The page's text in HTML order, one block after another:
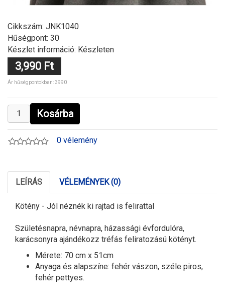
Cikkszám: JNK1040
Hűségpont: 30
Készlet információ: Készleten
3,990 Ft
Ár hűségpontokban: 3990
Kosárba
0 vélemény
LEÍRÁS VÉLEMÉNYEK (0)
Kötény - Jól néznék ki rajtad is felirattal
Születésnapra, névnapra, házassági évfordulóra,
karácsonyra ajándékozz tréfás feliratozású kötényt.
Mérete: 70 cm x 51cm
Anyaga és alapszíne: fehér vászon, széle piros,
fehér pettyes.